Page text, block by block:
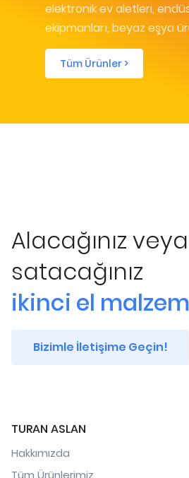
elektronik ev aletleri,
ekipmanları, beyaz eşya
Tüm Ürünler >
Alacağınız veya
satacağınız
ikinci el
Bizimle İletişime Geçin!
TURAN ASLAN
Hakkımızda
Tüm Ürünlerimiz